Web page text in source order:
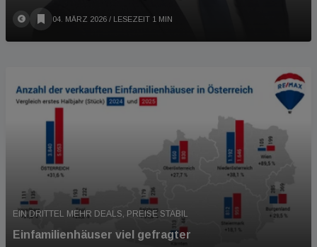
04. MÄRZ 2026 / LESEZEIT 1 MIN
EIN DRITTEL MEHR DEALS, PREISE STABIL
Einfamilienhäuser viel gefragter